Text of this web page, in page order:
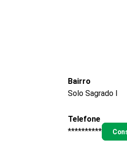
Bairro
Solo Sagrado I
Telefone
**********